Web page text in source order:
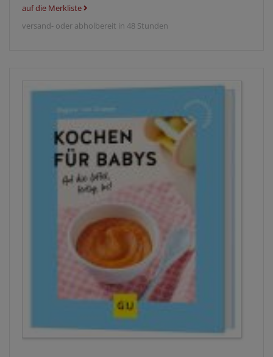
auf die Merkliste
versand- oder abholbereit in 48 Stunden